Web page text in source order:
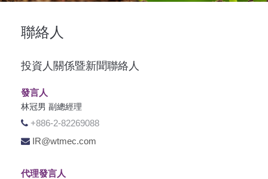
聯絡人
投資人關係暨新聞聯絡人
發言人
林冠男 副總經理
+886-2-82269088
IR@wtmec.com
代理發言人